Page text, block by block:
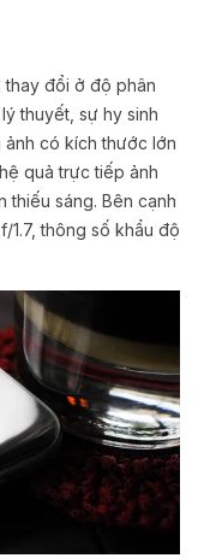
thay đổi ở độ phân
thuyết, sự hy sinh
có kích thước lớn
quả trực tiếp ảnh
thiếu sáng. Bên cạnh
1.7, thông số khẩu độ